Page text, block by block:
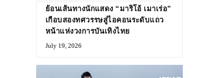
ย้อนเส้นทางนักแสดง “มาริโอ้ เมาเร่อ”
เกือบสองทศวรรษสู่ไอคอนระดับแถว
หน้าแห่งวงการบันเทิงไทย
July 19, 2026